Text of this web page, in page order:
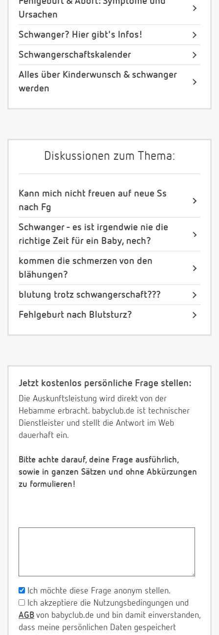
Ursachen
Schwanger? Hier gibt's Infos!
Schwangerschaftskalender
Alles über Kinderwunsch & schwanger
werden
Diskussionen zum Thema:
Kann mich nicht freuen auf neue Ss
nach Fg
Schwanger - es ist irgendwie nie die
richtige Zeit für ein Baby, nech?
kommen die schmerzen von den
blähungen?
blutung trotz schwangerschaft???
Fehlgeburt nach Blutsturz?
Jetzt kostenlos persönliche Frage stellen:
Die Auskunftsleistung wird direkt von der
Hebamme erbracht. babyclub.de ist technischer
Dienstleister und stellt die Antwort im Web
dauerhaft ein.
Bitte achte darauf, deine Frage ausführlich,
sowie in ganzen Sätzen und ohne Abkürzungen
zu formulieren!
Ich möchte diese Frage anonym stellen.
Ich akzeptiere die Nutzungsbedingungen und
AGB von babyclub.de und bin damit einverstanden,
dass meine persönlichen Daten gespeichert